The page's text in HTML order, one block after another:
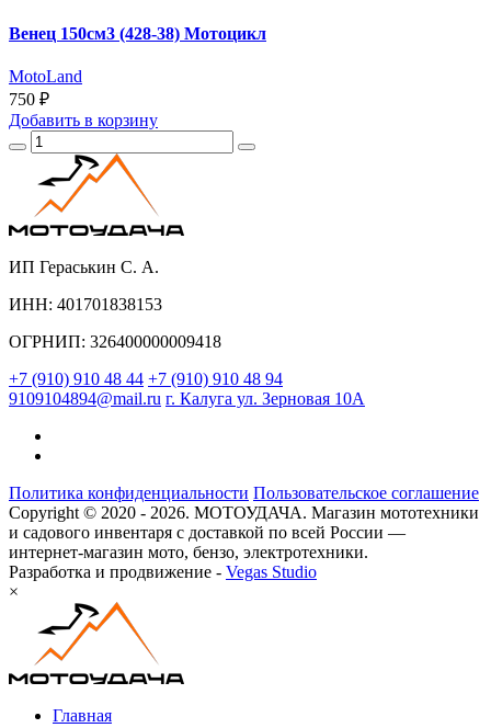
Венец 150см3 (428-38) Мотоцикл
MotoLand
750 ₽
Добавить в корзину
ИП Гераськин С. А.
ИНН: 401701838153
ОГРНИП: 326400000009418
+7 (910) 910 48 44 +7 (910) 910 48 94
9109104894@mail.ru г. Калуга ул. Зерновая 10А
Политика конфиденциальности Пользовательское соглашение
Copyright © 2020 - 2026. МОТОУДАЧА. Магазин мототехники
и садового инвентаря с доставкой по всей России —
интернет-магазин мото, бензо, электротехники.
Разработка и продвижение - Vegas Studio
×
Главная